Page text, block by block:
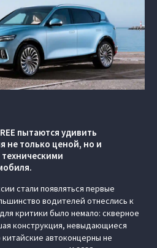
пытаются удивить
не только ценой, но и
стали появляться первые
водителей отнеслись к
критики было немало: скверное
конструкция, невыдающиеся
автоконцерны не